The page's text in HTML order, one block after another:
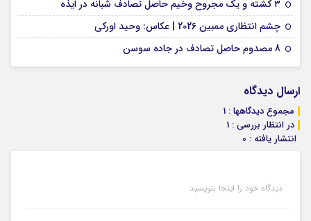
۳ کشته و یک مجروح وخیم حاصل تصادف شبانه در ایذه
چشم انتظاری ممبین 2026 | عکاس: وحید اورکی
8 مصدوم حاصل تصادف در جاده سوسن
ارسال دیدگاه
مجموع دیدگاهها : 1
در انتظار بررسی : 1
انتشار یافته : 0
دیدگاه خود را اینجا بنویسید